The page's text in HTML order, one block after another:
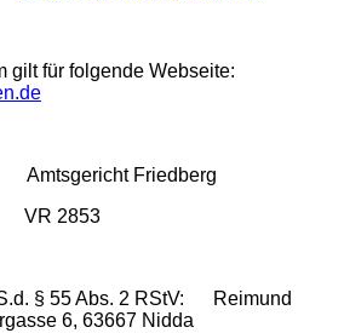
gilt für folgende Webseite:
Friedberg
VR 2853
§ 55 Abs. 2 RStV: Reimund
6, 63667 Nidda